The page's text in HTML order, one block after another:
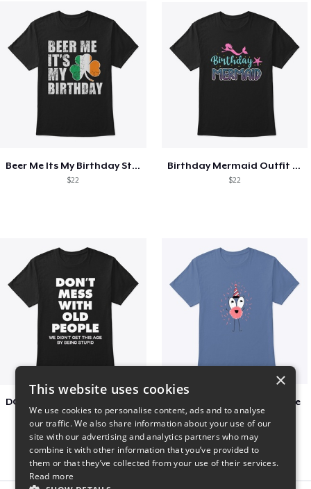
Beer Me Its My Birthday St Patricks Day
$22
Birthday Mermaid Outfit Costume
$22
$48
Adoption Is Both celebrate
$22
×
This website uses cookies
We use cookies to personalise content, ads and to analyse
our traffic. We also share information about your use of our
site with our advertising and analytics partners who may
combine it with other information that you’ve provided to
them or that they’ve collected from your use of their services.
Read more